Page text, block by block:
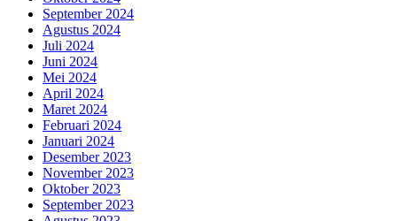
September 2024
Agustus 2024
Juli 2024
Juni 2024
Mei 2024
April 2024
Maret 2024
Februari 2024
Januari 2024
Desember 2023
November 2023
Oktober 2023
September 2023